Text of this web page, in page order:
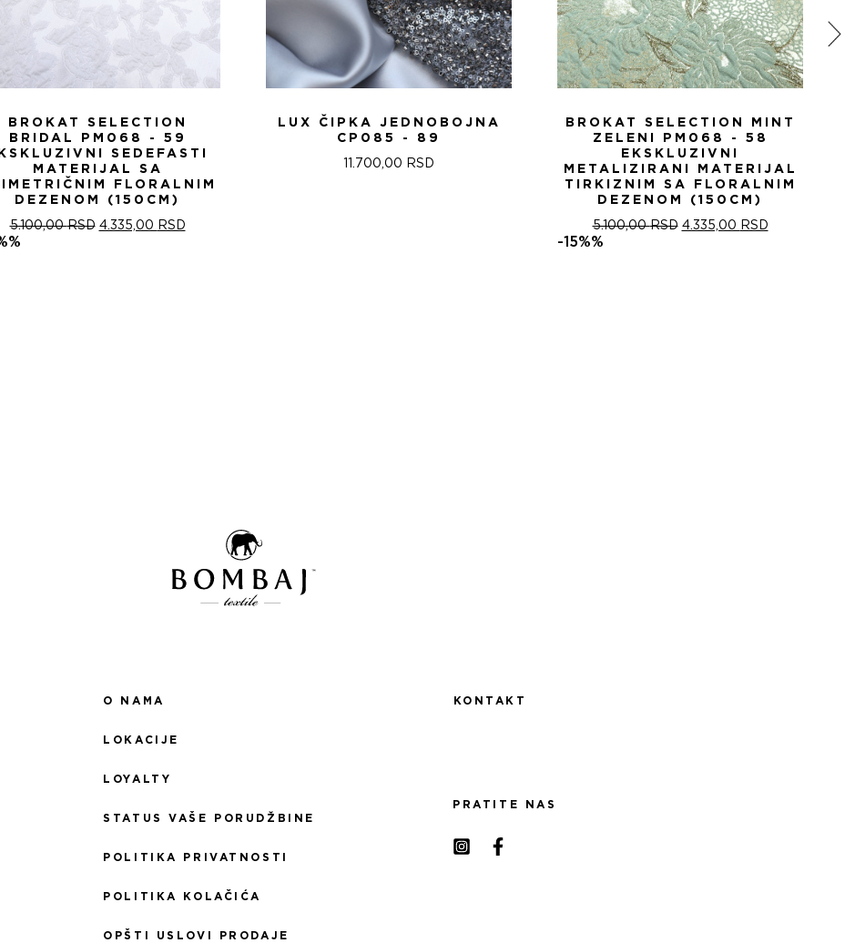
BROKAT SELECTION
BRIDAL PM068 - 59
SEDEFASTI
MATERIJAL SA
FLORALNIM
DEZENOM (150CM)
5.100,00RSD ОРИГИНАЛНА
4.335,00 RSDТРЕНУТНА
LUX ČIPKA JEDNOBOJNA
CP085 - 89
11.700,00 RSD
BROKAT SELECTION MINT
ZELENI PM068 - 58
EKSKLUZIVNI
METALIZIRANI MATERIJAL
TIRKIZNIM SA FLORALNIM
DEZENOM (150CM)
5.100,00RSD ОРИГИНАЛНА
4.335,00 RSDТРЕНУТНА
-15%%
O NAMA
LOKACIJE
LOYALTY
STATUS VAŠE PORUDŽBINE
POLITIKA PRIVATNOSTI
POLITIKA KOLAČIĆA
OPŠTI USLOVI PRODAJE
KONTAKT
PRATITE NAS